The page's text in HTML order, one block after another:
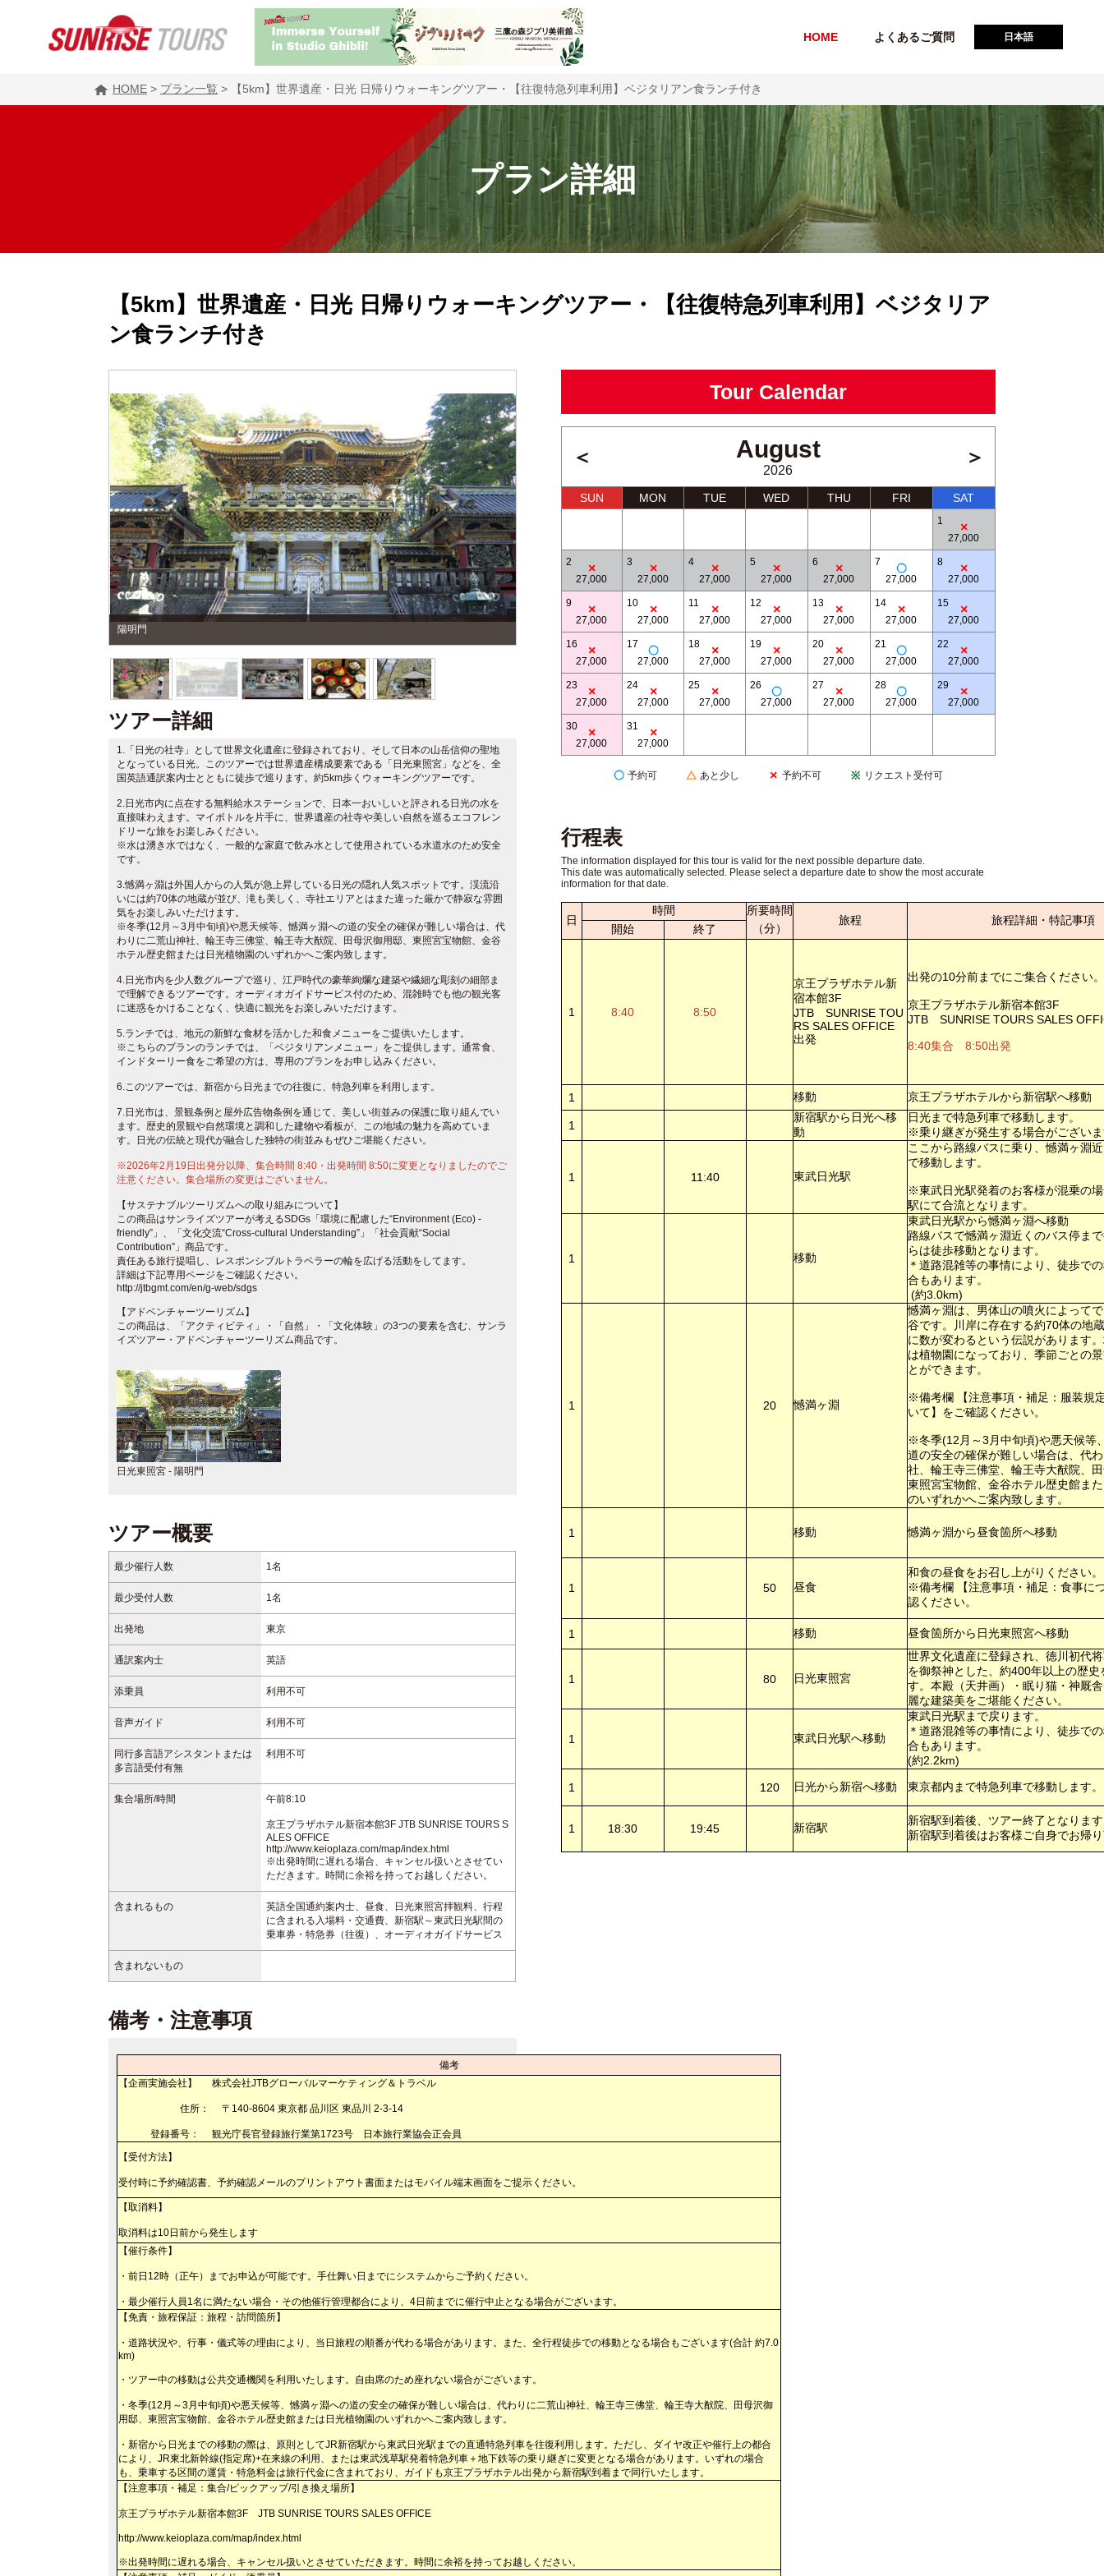
HOME よくあるご質問 日本語
HOME > プラン一覧 > 【5km】世界遺産・日光 日帰りウォーキングツアー・【往復特急列車利用】ベジタリアン食ランチ付き
プラン詳細
【5km】世界遺産・日光 日帰りウォーキングツアー・【往復特急列車利用】ベジタリア
ン食ランチ付き
陽明門 昼食
ツアー詳細
1.「日光の社寺」として世界文化遺産に登録されており、そして日本の山岳信仰の聖地
となっている日光。このツアーでは世界遺産構成要素である「日光東照宮」などを、全
国英語通訳案内士とともに徒歩で巡ります。約5km歩くウォーキングツアーです。
2.日光市内に点在する無料給水ステーションで、日本一おいしいと評される日光の水を
直接味わえます。マイボトルを片手に、世界遺産の社寺や美しい自然を巡るエコフレン
ドリーな旅をお楽しみください。
※水は湧き水ではなく、一般的な家庭で飲み水として使用されている水道水のため安全
です。
3.憾満ヶ淵は外国人からの人気が急上昇している日光の隠れ人気スポットです。渓流沿
いには約70体の地蔵が並び、滝も美しく、寺社エリアとはまた違った厳かで静寂な雰囲
気をお楽しみいただけます。
※冬季(12月～3月中旬頃)や悪天候等、憾満ヶ淵への道の安全の確保が難しい場合は、代
わりに二荒山神社、輪王寺三佛堂、輪王寺大猷院、田母沢御用邸、東照宮宝物館、金谷
ホテル歴史館または日光植物園のいずれかへご案内致します。
4.日光市内を少人数グループで巡り、江戸時代の豪華絢爛な建築や繊細な彫刻の細部ま
で理解できるツアーです。オーディオガイドサービス付のため、混雑時でも他の観光客
に迷惑をかけることなく、快適に観光をお楽しみいただけます。
5.ランチでは、地元の新鮮な食材を活かした和食メニューをご提供いたします。
※こちらのプランのランチでは、「ベジタリアンメニュー」をご提供します。通常食、
インドターリー食をご希望の方は、専用のプランをお申し込みください。
6.このツアーでは、新宿から日光までの往復に、特急列車を利用します。
7.日光市は、景観条例と屋外広告物条例を通じて、美しい街並みの保護に取り組んでい
ます。歴史的景観や自然環境と調和した建物や看板が、この地域の魅力を高めていま
す。日光の伝統と現代が融合した独特の街並みもぜひご堪能ください。
※2026年2月19日出発分以降、集合時間 8:40・出発時間 8:50に変更となりましたのでご
注意ください。集合場所の変更はございません。
【サステナブルツーリズムへの取り組みについて】
この商品はサンライズツアーが考えるSDGs「環境に配慮した“Environment (Eco) -
friendly”」、​「文化交流“Cross-cultural Understanding”」「社会貢献“Social
Contribution”」商品です。
責任ある旅行提唱し、レスポンシブルトラベラーの輪を広げる活動をしてます。
詳細は下記専用ページをご確認ください。
http://jtbgmt.com/en/g-web/sdgs
【アドベンチャーツーリズム】
この商品は、「アクティビティ」・「自然」・「文化体験」の3つの要素を含む、サンラ
イズツアー・アドベンチャーツーリズム商品です。
日光東照宮 - 陽明門
ツアー概要
最少催行人数 1名
最少受付人数 1名
出発地 東京
通訳案内士 英語
添乗員 利用不可
音声ガイド 利用不可
同行多言語アシスタントまたは
多言語受付有無
利用不可
集合場所/時間 午前8:10
京王プラザホテル新宿本館3F JTB SUNRISE TOURS S
ALES OFFICE
http://www.keioplaza.com/map/index.html
※出発時間に遅れる場合、キャンセル扱いとさせてい
ただきます。時間に余裕を持ってお越しください。
含まれるもの
英語全国通約案内士、昼食、日光東照宮拝観料、行程
に含まれる入場料・交通費、新宿駅～東武日光駅間の
乗車券・特急券（往復）、オーディオガイドサービス
含まれないもの
備考・注意事項
備考
【企画実施会社】 株式会社JTBグローバルマーケティング＆トラベル
住所： 〒140-8604 東京都 品川区 東品川 2-3-14
登録番号： 観光庁長官登録旅行業第1723号 日本旅行業協会正会員
【受付方法】
受付時に予約確認書、予約確認メールのプリントアウト書面またはモバイル端末画面をご提示ください。
【取消料】
取消料は10日前から発生します
【催行条件】
・前日12時（正午）までお申込が可能です。手仕舞い日までにシステムからご予約ください。
・最少催行人員1名に満たない場合・その他催行管理都合により、4日前までに催行中止となる場合がございます。
【免責・旅程保証：旅程・訪問箇所】
・道路状況や、行事・儀式等の理由により、当日旅程の順番が代わる場合があります。また、全行程徒歩での移動となる場合もございます(合計 約7.0
km)
・ツアー中の移動は公共交通機関を利用いたします。自由席のため座れない場合がございます。
・冬季(12月～3月中旬頃)や悪天候等、憾満ヶ淵への道の安全の確保が難しい場合は、代わりに二荒山神社、輪王寺三佛堂、輪王寺大猷院、田母沢御
用邸、東照宮宝物館、金谷ホテル歴史館または日光植物園のいずれかへご案内致します。
・新宿から日光までの移動の際は、原則としてJR新宿駅から東武日光駅までの直通特急列車を往復利用します。ただし、ダイヤ改正や催行上の都合
により、JR東北新幹線(指定席)+在来線の利用、または東武浅草駅発着特急列車＋地下鉄等の乗り継ぎに変更となる場合があります。いずれの場合
も、乗車する区間の運賃・特急料金は旅行代金に含まれており、ガイドも京王プラザホテル出発から新宿駅到着まで同行いたします。
【注意事項・補足：集合/ピックアップ/引き換え場所】
京王プラザホテル新宿本館3F JTB SUNRISE TOURS SALES OFFICE
http://www.keioplaza.com/map/index.html
※出発時間に遅れる場合、キャンセル扱いとさせていただきます。時間に余裕を持ってお越しください。
Tour Calendar
August
2026
＜ ＞
SUN MON TUE WED THU FRI SAT
1
27,000
2
27,000
3
27,000
4
27,000
5
27,000
6
27,000
7
27,000
8
27,000
9
27,000
10
27,000
11
27,000
12
27,000
13
27,000
14
27,000
15
27,000
16
27,000
17
27,000
18
27,000
19
27,000
20
27,000
21
27,000
22
27,000
23
27,000
24
27,000
25
27,000
26
27,000
27
27,000
28
27,000
29
27,000
30
27,000
31
27,000
予約可 あと少し 予約不可 リクエスト受付可
行程表
The information displayed for this tour is valid for the next possible departure date.
This date was automatically selected. Please select a departure date to show the most accurate
information for that date.
日
時間 所要時間
旅程 旅程詳細・特記事項
開始 終了 （分）
1 8:40 8:50
京王プラザホテル新
宿本館3F
JTB SUNRISE TOU
RS SALES OFFICE
出発
出発の10分前までにご集合ください。
京王プラザホテル新宿本館3F
JTB SUNRISE TOURS SALES
8:40集合 8:50出発
1 移動 京王プラザホテルから新宿駅へ移動
1
新宿駅から日光へ移
動
日光まで特急列車で移動します。
※乗り継ぎが発生する場合がござい
1 11:40 東武日光駅
ここから路線バスに乗り、憾満ヶ淵
で移動します。
※東武日光駅発着のお客様が混乗の
駅にて合流となります。
1 移動
東武日光駅から憾満ヶ淵へ移動
路線バスで憾満ヶ淵近くのバス停ま
らは徒歩移動となります。
＊道路混雑等の事情により、徒歩で
合もあります。
(約3.0km)
1 20 憾満ヶ淵
憾満ヶ淵は、男体山の噴火によって
谷です。川岸に存在する約70体の地
に数が変わるという伝説があります
は植物園になっており、季節ごとの
とができます。
※備考欄 【注意事項・補足：服装規
いて】をご確認ください。
※冬季(12月～3月中旬頃)や悪天候等
道の安全の確保が難しい場合は、代
社、輪王寺三佛堂、輪王寺大猷院、
東照宮宝物館、金谷ホテル歴史館ま
のいずれかへご案内致します。
1 移動 憾満ヶ淵から昼食箇所へ移動
1 50 昼食
和食の昼食をお召し上がりください。
※備考欄 【注意事項・補足：食事に
認ください。
1 移動 昼食箇所から日光東照宮へ移動
1 80 日光東照宮
世界文化遺産に登録され、徳川初代
を御祭神とした、約400年以上の歴史
す。本殿（天井画）・眠り猫・神厩
麗な建築美をご堪能ください。
1 東武日光駅へ移動
東武日光駅まで戻ります。
＊道路混雑等の事情により、徒歩で
合もあります。
(約2.2km)
1 120 日光から新宿へ移動 東京都内まで特急列車で移動します。
1 18:30 19:45 新宿駅
新宿駅到着後、ツアー終了となりま
新宿駅到着後はお客様ご自身でお帰